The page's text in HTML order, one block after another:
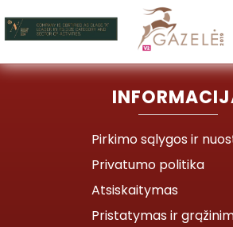
Pirkimo sąlygos ir
Privatumo politika
Atsiskaitymas
Pristatymas ir